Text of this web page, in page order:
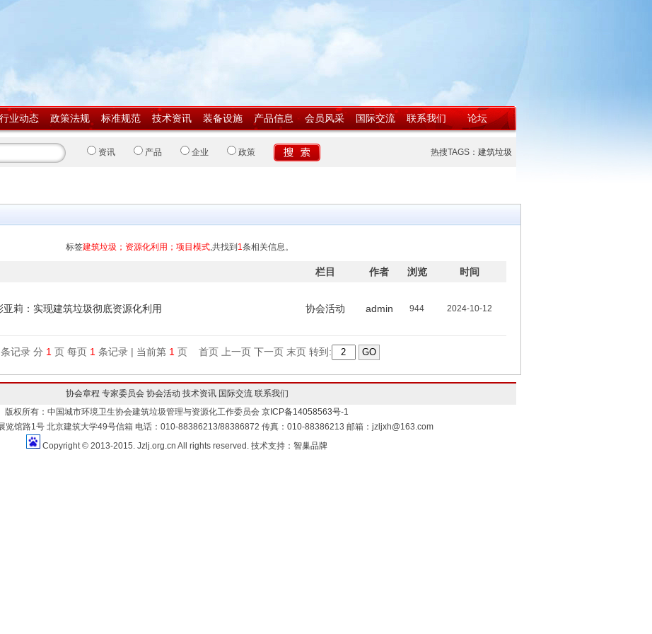
行业动态 政策法规 标准规范 技术资讯 装备设施 产品信息 会员风采 国际交流 联系我们 论坛
资讯 产品 企业 政策 热搜TAGS： 建筑垃圾
标签建筑垃圾；资源化利用；项目模式,共找到 1条相关信息。
栏目 作者 浏览 时间
亚莉：实现建筑垃圾彻底资源化利用 协会活动 admin 944 2024-10-12
条记录 分 1 页 每页 1 条记录 | 当前第 1 页 首页 上一页 下一页 末页 转到:
协会章程 专家委员会 协会活动 技术资讯 国际交流 联系我们
版权所有：中国城市环境卫生协会建筑垃圾管理与资源化工作委员会 京ICP备14058563号-1
览馆路1号 北京建筑大学49号信箱 电话：010-88386213/88386872 传真：010-88386213 邮箱：jzljxh@163.com
Copyright © 2013-2015. Jzlj.org.cn All rights reserved. 技术支持： 智巢品牌